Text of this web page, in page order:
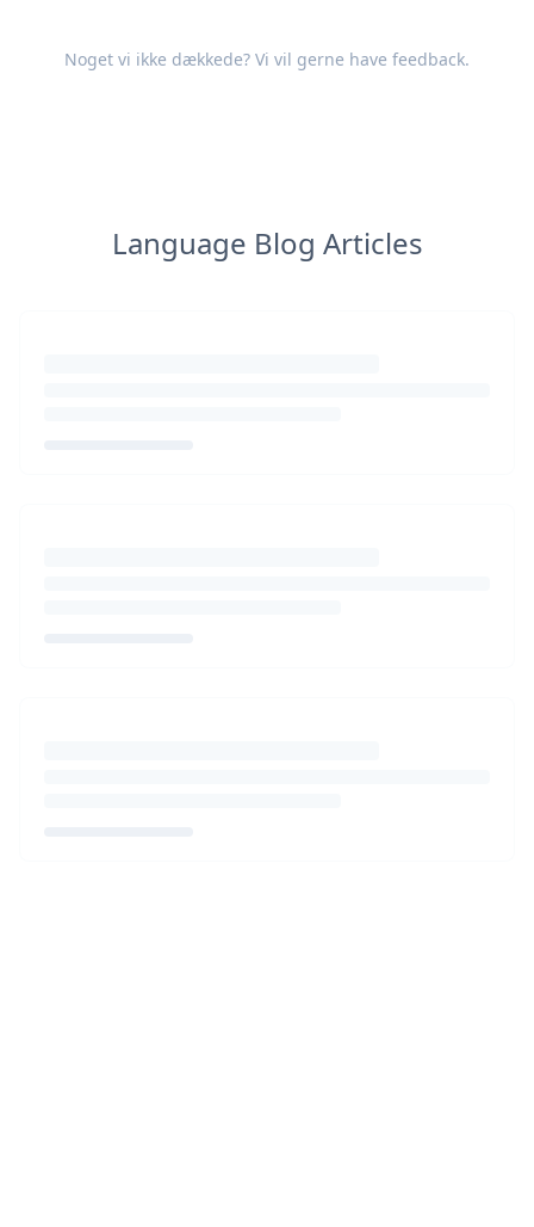
Noget vi ikke dækkede? Vi vil gerne have feedback.
Language Blog Articles